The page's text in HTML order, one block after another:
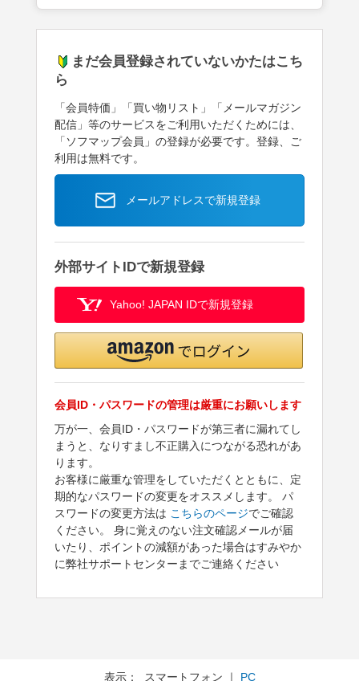
まだ会員登録されていないかたはこち
ら
「会員特価」「買い物リスト」「メールマガジン
配信」等のサービスをご利用いただくためには、
「ソフマップ会員」の登録が必要です。登録、ご
利用は無料です。
メールアドレスで新規登録
外部サイトIDで新規登録
Yahoo! JAPAN IDで新規登録
会員ID・パスワードの管理は厳重にお願いします
万が一、会員ID・パスワードが第三者に漏れてし
まうと、なりすまし不正購入につながる恐れがあ
ります。
お客様に厳重な管理をしていただくとともに、定
期的なパスワードの変更をオススメします。 パ
スワードの変更方法は こちらのページでご確認
ください。 身に覚えのない注文確認メールが届
いたり、ポイントの減額があった場合はすみやか
に弊社サポートセンターまでご連絡ください
表示： スマートフォン ｜ PC